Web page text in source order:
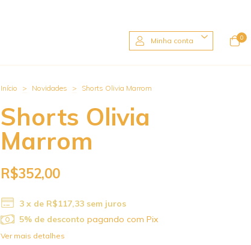
Minha conta 0
Início
> Novidades > Shorts Olivia Marrom
Shorts Olivia
Marrom
R$352,00
3 x de R$117,33 sem juros
5% de desconto pagando com Pix
Ver mais detalhes